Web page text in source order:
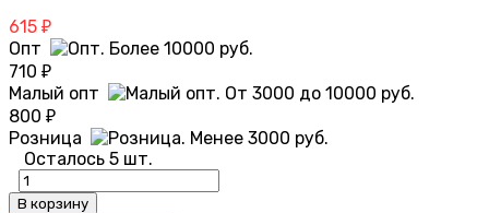
615 ₽
Опт
710 ₽
Малый опт
800 ₽
Розница
Осталось 5 шт.
В корзину